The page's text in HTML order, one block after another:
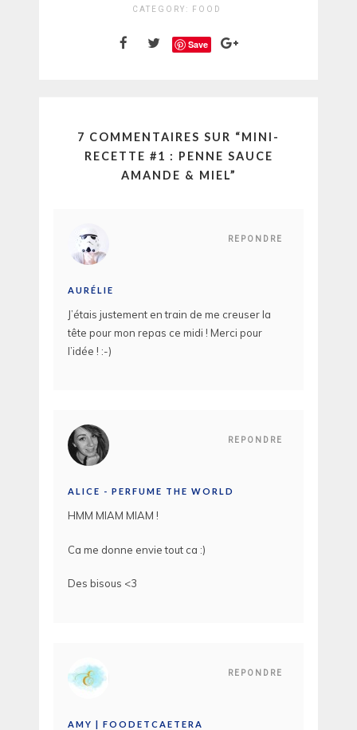
CATEGORY: FOOD
Save
7 COMMENTAIRES SUR “MINI-
RECETTE #1 : PENNE SAUCE
AMANDE & MIEL”
REPONDRE
AURÉLIE
J’étais justement en train de me creuser la
tête pour mon repas ce midi ! Merci pour
l’idée ! :-)
REPONDRE
ALICE - PERFUME THE WORLD
HMM MIAM MIAM !
Ca me donne envie tout ca :)
Des bisous <3
REPONDRE
AMY | FOODETCAETERA